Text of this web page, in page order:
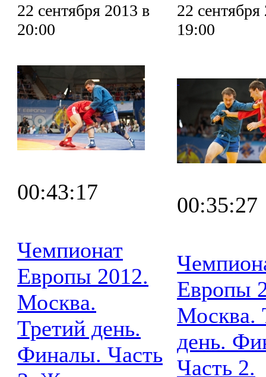
22 сентября 2013 в
20:00
22 сентября
19:00
00:43:17
Чемпионат
Европы 2012.
Москва.
Третий день.
Финалы. Часть
00:35:27
Европы
Москва.
день.
Часть 2.